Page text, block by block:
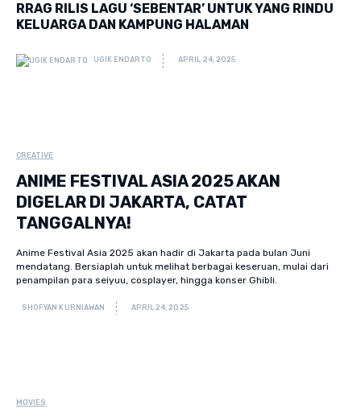
RRAG RILIS LAGU ‘SEBENTAR’ UNTUK YANG RINDU
KELUARGA DAN KAMPUNG HALAMAN
UGIK ENDARTO APRIL 24, 2025
CREATIVE
ANIME FESTIVAL ASIA 2025 AKAN
DIGELAR DI JAKARTA, CATAT
TANGGALNYA!
Anime Festival Asia 2025 akan hadir di Jakarta pada bulan Juni
mendatang. Bersiaplah untuk melihat berbagai keseruan, mulai dari
penampilan para seiyuu, cosplayer, hingga konser Ghibli.
SHOFYAN KURNIAWAN APRIL 24, 2025
MOVIES